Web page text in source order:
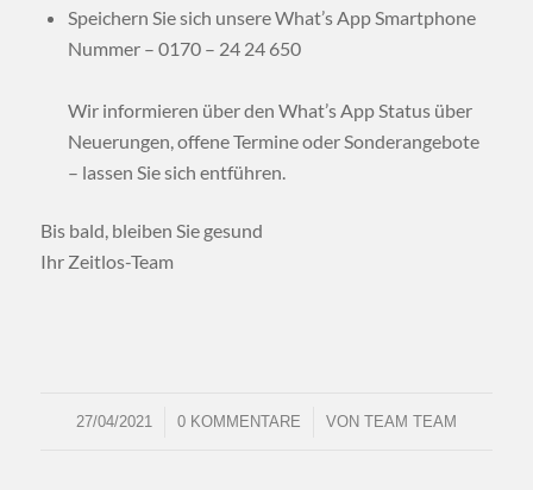
Speichern Sie sich unsere What’s App Smartphone
Nummer – 0170 – 24 24 650
Wir informieren über den What’s App Status über
Neuerungen, offene Termine oder Sonderangebote
– lassen Sie sich entführen.
Bis bald, bleiben Sie gesund
Ihr Zeitlos-Team
27/04/2021
/ 0 KOMMENTARE
/ VON TEAM TEAM